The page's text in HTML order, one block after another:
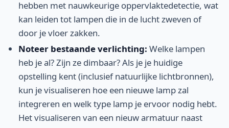
hebben met nauwkeurige oppervlaktedetectie, wat
kan leiden tot lampen die in de lucht zweven of
door je vloer zakken.
Noteer bestaande verlichting: Welke lampen
heb je al? Zijn ze dimbaar? Als je je huidige
opstelling kent (inclusief natuurlijke lichtbronnen),
kun je visualiseren hoe een nieuwe lamp zal
integreren en welk type lamp je ervoor nodig hebt.
Het visualiseren van een nieuw armatuur naast